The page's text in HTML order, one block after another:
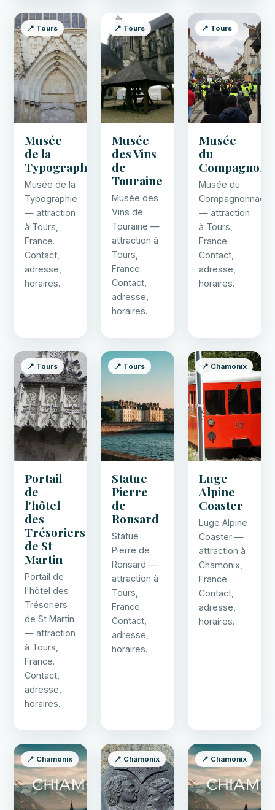
📍 Tours
Musée
de la
Typographie
Musée de la
Typographie
— attraction
à Tours,
France.
Contact,
adresse,
horaires.
📍 Tours
Musée
des Vins
de
Touraine
Musée des
Vins de
Touraine —
attraction à
Tours,
France.
Contact,
adresse,
horaires.
📍 Tours
Musée
du
Musée du
Compagnonnage
— attraction
à Tours,
France.
Contact,
adresse,
horaires.
📍 Tours
Portail
de
l'hôtel
des
Trésoriers
de St
Martin
Portail de
l'hôtel des
Trésoriers
de St Martin
— attraction
à Tours,
France.
Contact,
adresse,
horaires.
📍 Tours
Statue
Pierre
de
Ronsard
Statue
Pierre de
Ronsard —
attraction à
Tours,
France.
Contact,
adresse,
horaires.
📍 Chamonix
Luge
Alpine
Coaster
Luge Alpine
Coaster —
attraction à
Chamonix,
France.
Contact,
adresse,
horaires.
📍 Chamonix 📍 Chamonix 📍 Chamonix